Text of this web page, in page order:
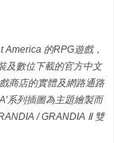
的RPG遊戲，
及數位下載的官方中文
商店的實體及網路通路
系列插圖為主題繪製而
/ GRANDIA Ⅱ 雙